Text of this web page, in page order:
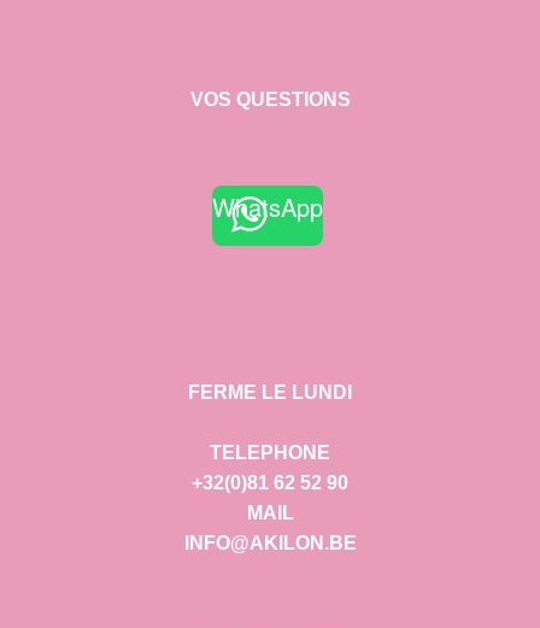
VOS QUESTIONS
WhatsApp
FERME LE LUNDI
TELEPHONE
+32(0)81 62 52 90
MAIL
INFO@AKILON.BE